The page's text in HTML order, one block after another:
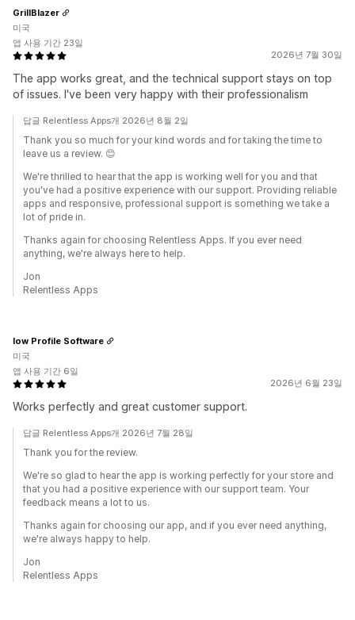
2026년 7월 30일
The app works great, and the technical support stays on top
of issues. I've been very happy with their professionalism
GrillBlazer
미국
앱 사용 기간 23일
답글 Relentless Apps개 2026년 8월 2일
Thank you so much for your kind words and for taking the time to
leave us a review. 😊
We're thrilled to hear that the app is working well for you and that
you've had a positive experience with our support. Providing reliable
apps and responsive, professional support is something we take a
lot of pride in.
Thanks again for choosing Relentless Apps. If you ever need
anything, we're always here to help.
Jon
Relentless Apps
2026년 6월 23일
Works perfectly and great customer support.
low Profile Software
미국
앱 사용 기간 6일
답글 Relentless Apps개 2026년 7월 28일
Thank you for the review.
We're so glad to hear the app is working perfectly for your store and
that you had a positive experience with our support team. Your
feedback means a lot to us.
Thanks again for choosing our app, and if you ever need anything,
we're always happy to help.
Jon
Relentless Apps